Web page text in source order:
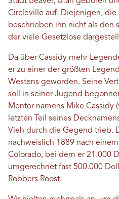
Circleville auf. Diejenigen, die
beschrieben ihn nicht als den
der viele Gesetzlose
Da über Cassidy mehr
er zu einer der größten
Westens geworden. Seine
soll in seiner Jugend
Mentor namens Mike Cassidy
letzten Teil seines
Vieh durch die Gegend trieb.
nachweislich 1889 nach
Colorado, bei dem er 21.000
umgerechnet fast 500.000
Robbers Roost.